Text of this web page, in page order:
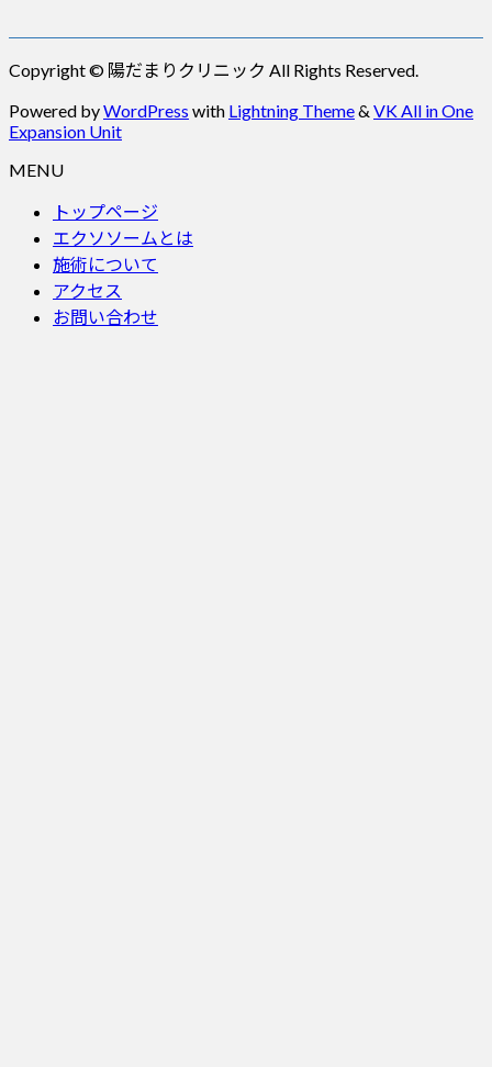
Copyright © 陽だまりクリニック All Rights Reserved.
Powered byWordPress with Lightning Theme& VK All in One
Expansion Unit
MENU
トップページ
エクソソームとは
施術について
アクセス
お問い合わせ